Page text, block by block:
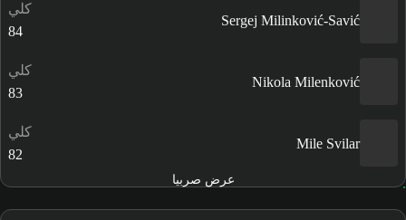
Sergej Milinković-Savić
كلي
84
Nikola Milenković
كلي
83
Mile Svilar
كلي
82
عرض صربيا